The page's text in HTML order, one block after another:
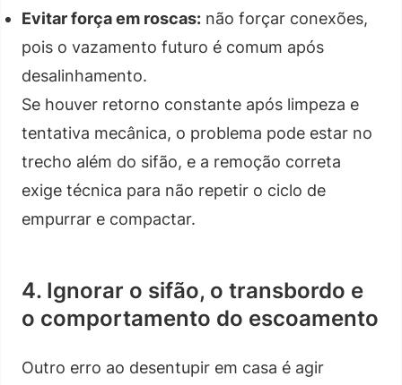
Evitar força em roscas: não forçar conexões,
pois o vazamento futuro é comum após
desalinhamento.
Se houver retorno constante após limpeza e
tentativa mecânica, o problema pode estar no
trecho além do sifão, e a remoção correta
exige técnica para não repetir o ciclo de
empurrar e compactar.
4. Ignorar o sifão, o transbordo e
o comportamento do escoamento
Outro erro ao desentupir em casa é agir